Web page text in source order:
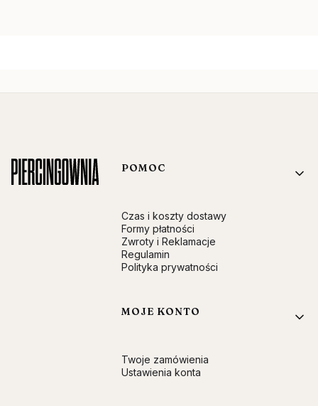
Linki w stopce
POMOC
Czas i koszty dostawy
Formy płatności
Zwroty i Reklamacje
Regulamin
Polityka prywatności
MOJE KONTO
Twoje zamówienia
Ustawienia konta